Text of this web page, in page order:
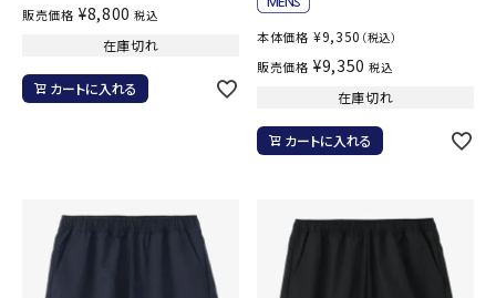
販売価格 ¥8,800 税込
在庫切れ
カートに入れる
本体価格 ¥9,350 （税込）
販売価格 ¥9,350 税込
在庫切れ
カートに入れる